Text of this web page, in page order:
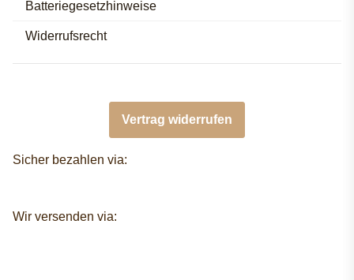
Batteriegesetzhinweise
Widerrufsrecht
Vertrag widerrufen
Sicher bezahlen via:
Wir versenden via: